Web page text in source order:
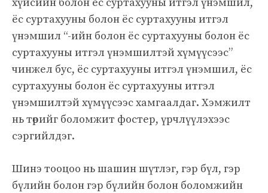
ёс суртахууны болон ёс суртахууны итгэл
үнэмшил “-ийн болон ёс суртахууны болон ёс
суртахууны итгэл үнэмшилтэй хүмүүсээс”
чинжел бус, ёс суртахууны итгэл үнэмшил, ёс
суртахууны болон ёс суртахууны итгэл
үнэмшилтэй хүмүүсээс хамгаалдаг. Хэмжилт
нь төрийг боломжит фостер, үрчлүүлэхээс
сэргийлдэг.
Шинэ тооцоо нь шашин шүтлэг, гэр бүл, гэр
бүлийн болон гэр бүлийн болон боломжийн